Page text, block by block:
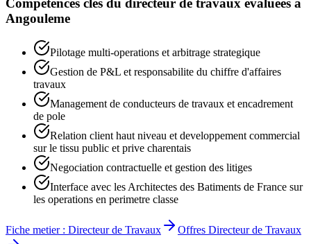
Competences cles du directeur de travaux evaluees a
Angouleme
Pilotage multi-operations et arbitrage strategique
Gestion de P&L et responsabilite du chiffre d'affaires
travaux
Management de conducteurs de travaux et encadrement
de pole
Relation client haut niveau et developpement commercial
sur le tissu public et prive charentais
Negociation contractuelle et gestion des litiges
Interface avec les Architectes des Batiments de France sur
les operations en perimetre classe
Fiche metier : Directeur de Travaux Offres Directeur de Travaux